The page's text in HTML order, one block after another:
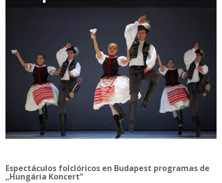
Espectáculos folclóricos en Budapest programas de
„Hungária Koncert”